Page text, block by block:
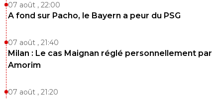
07 août , 22:00
A fond sur Pacho, le Bayern a peur du PSG
07 août , 21:40
Milan : Le cas Maignan réglé personnellement par
Amorim
07 août , 21:20